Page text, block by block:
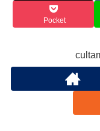
Pocket